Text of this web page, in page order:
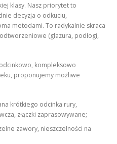
klasy. Nasz priorytet to
decyzja o odkuciu,
metodami. To radykalnie skraca
(glazura, podłogi,
kompleksowo
proponujemy możliwe
krótkiego odcinka rury,
złączki zaprasowywane;
zawory, nieszczelności na